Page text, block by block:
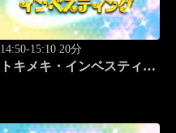
14:50-15:10 20分
トキメキ・インベスティン